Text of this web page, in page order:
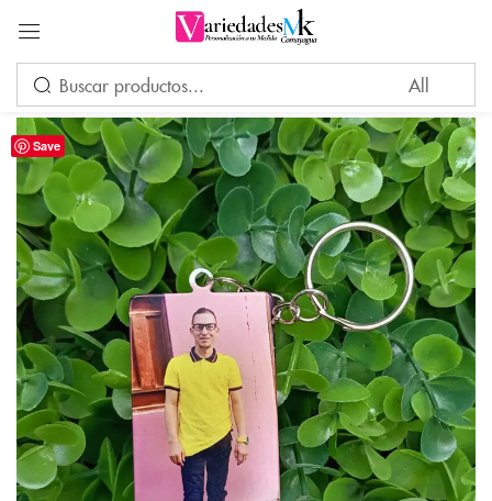
Save
Acceder
Por favor, introduce una respuesta en dígitos:
1 × dos =
Recuérdame ¿Ha perdido su contraseña?
INICIAR SESIÓN
CREAR UNA CUENTA